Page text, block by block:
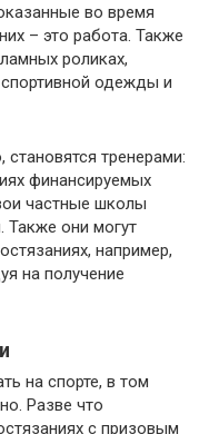
во время
– это работа. Также
роликах,
одежды и
тренерами:
финансируемых
частные школы
Также они могут
например,
на получение
на спорте, в том
Разве что
с призовым